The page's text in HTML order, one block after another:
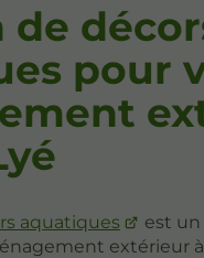
de
pour
aquatiques
est
extérieur à